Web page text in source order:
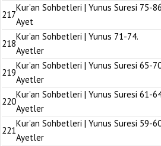
217
Kur’an Sohbetleri | Yunus Suresi 75-
Ayet
218
Kur’an Sohbetleri | Yunus 71-74.
Ayetler
219
Kur’an Sohbetleri | Yunus Suresi 65-
Ayetler
220
Kur’an Sohbetleri | Yunus Suresi 61-
Ayetler
221
Kur’an Sohbetleri | Yunus Suresi 59-
Ayetler